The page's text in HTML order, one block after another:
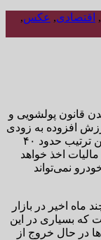
, اقتصادی, عکس,
قانون پولشویی و
افزوده به زودی
در خرید و فروش خودرو نیز حاکم می شود بدین ترتیب حدود ۴۰
اخذ خواهد
نمی‌تواند
چند ماه اخیر در بازار
بسیاری در این
در حال خروج از